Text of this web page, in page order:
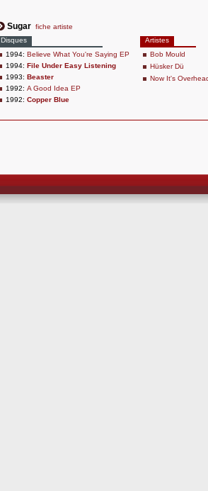
Sugar fiche artiste
Disques
1994: Believe What You're Saying EP
1994: File Under Easy Listening
1993: Beaster
1992: A Good Idea EP
1992: Copper Blue
Artistes
Bob Mould
Hüsker Dü
Now It's